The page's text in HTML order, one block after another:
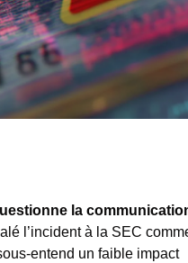
la
l’incident à la SEC
entend un faible impact